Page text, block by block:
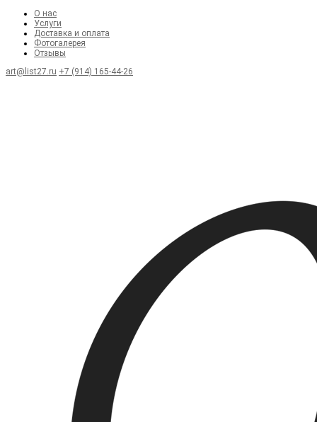
О нас
Услуги
Доставка и оплата
Фотогалерея
Отзывы
art@list27.ru +7 (914) 165-44-26